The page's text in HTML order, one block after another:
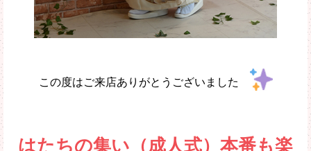
この度はご来店ありがとうございました
はたちの集い（成人式）本番も楽